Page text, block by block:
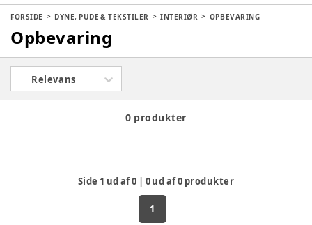
FORSIDE DYNE, PUDE & TEKSTILER INTERIØR OPBEVARING
Opbevaring
Relevans
0 produkter
Side 1 ud af0 0ud af0 produkter
1